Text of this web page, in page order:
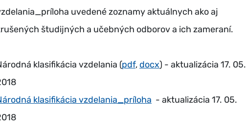
uvedené zoznamy aktuálnych ako aj
študijných a učebných odborov a ich zameraní.
klasifikácia vzdelania (pdf, docx) - aktualizácia 17. 05.
klasifikácia vzdelania_príloha - aktualizácia 17. 05.